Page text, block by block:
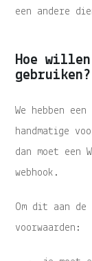
een andere
Hoe willen
gebruiken?
We hebben
handmatige
dan moet een
webhook.
Om dit aan
voorwaarden: